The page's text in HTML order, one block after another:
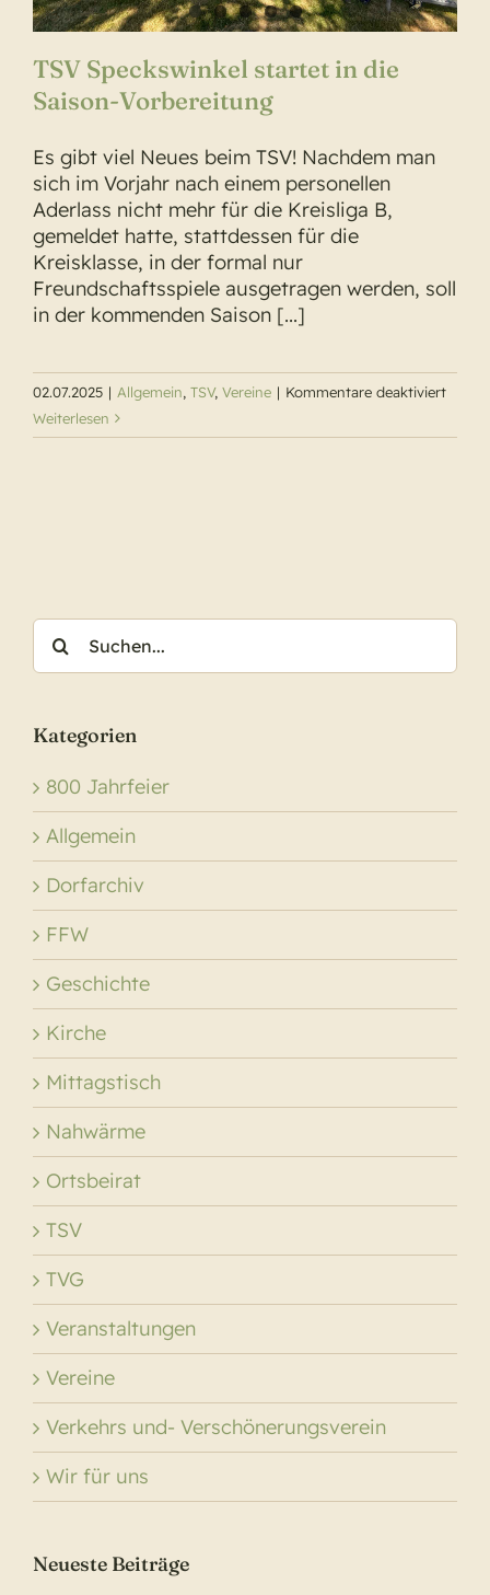
TSV Speckswinkel startet in die
Saison-Vorbereitung
Es gibt viel Neues beim TSV! Nachdem man
sich im Vorjahr nach einem personellen
Aderlass nicht mehr für die Kreisliga B,
gemeldet hatte, stattdessen für die
Kreisklasse, in der formal nur
Freundschaftsspiele ausgetragen werden, soll
in der kommenden Saison [...]
02.07.2025 | Allgemein, TSV, Vereine | Kommentare deaktiviertfür
Weiterlesen
Suche
nach:
Kategorien
800 Jahrfeier
Allgemein
Dorfarchiv
FFW
Geschichte
Kirche
Mittagstisch
Nahwärme
Ortsbeirat
TSV
TVG
Veranstaltungen
Vereine
Verkehrs und- Verschönerungsverein
Wir für uns
Neueste Beiträge